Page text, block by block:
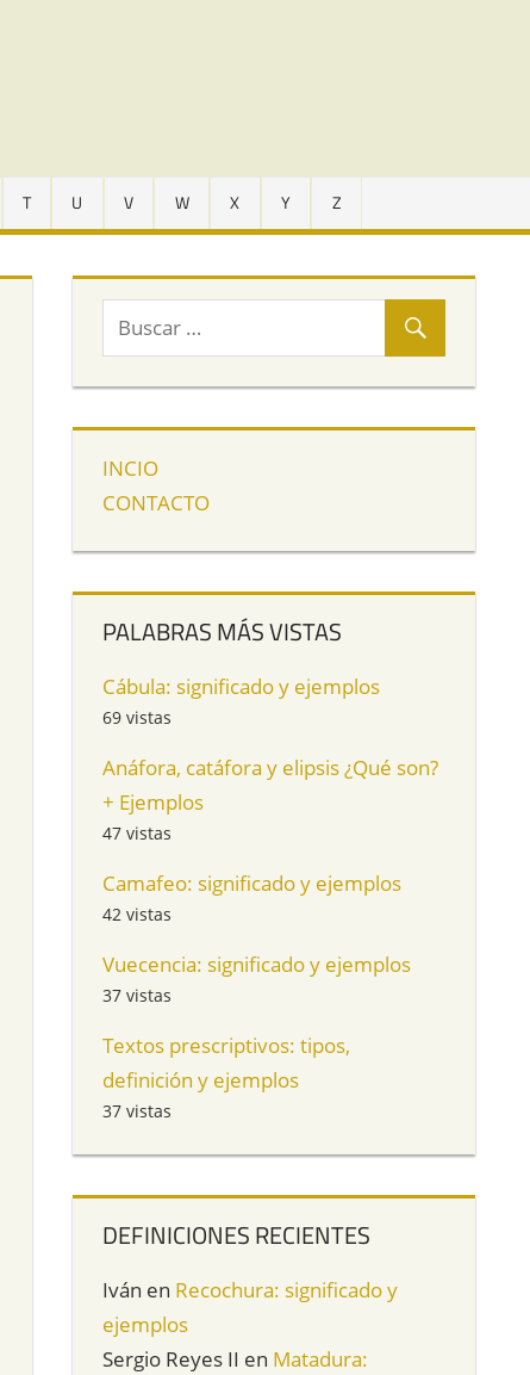
T U V W X Y Z
INCIO
CONTACTO
PALABRAS MÁS VISTAS
Cábula: significado y ejemplos
69 vistas
Anáfora, catáfora y elipsis ¿Qué son?
+ Ejemplos
47 vistas
Camafeo: significado y ejemplos
42 vistas
Vuecencia: significado y ejemplos
37 vistas
Textos prescriptivos: tipos,
definición y ejemplos
37 vistas
DEFINICIONES RECIENTES
Iván en Recochura: significado y
ejemplos
Sergio Reyes II en Matadura: